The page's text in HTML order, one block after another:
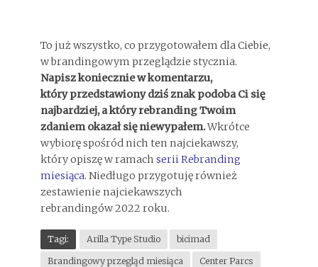
To już wszystko, co przygotowałem dla Ciebie,
w brandingowym przeglądzie stycznia.
Napisz koniecznie w komentarzu,
który przedstawiony dziś znak podoba Ci się
najbardziej, a który rebranding Twoim
zdaniem okazał się niewypałem.Wkrótce
wybiorę spośród nich ten najciekawszy,
który opiszę w ramach serii Rebranding
miesiąca. Niedługo przygotuję również
zestawienie najciekawszych
rebrandingów 2022 roku.
Tagi: Arilla Type Studio bicimad
Brandingowy przegląd miesiąca Center Parcs